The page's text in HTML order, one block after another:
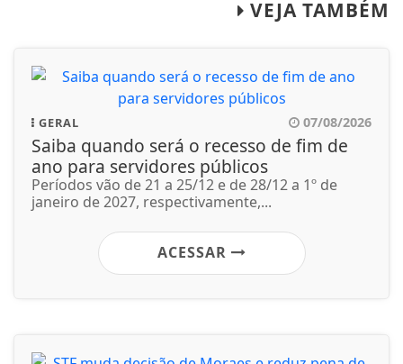
VEJA TAMBÉM
GERAL 07/08/2026
Saiba quando será o recesso de fim de
ano para servidores públicos
Períodos vão de 21 a 25/12 e de 28/12 a 1º de
janeiro de 2027, respectivamente,...
ACESSAR